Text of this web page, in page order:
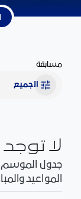
مسابقة
الجميع
لا توجد
جدول الموسم
المواعيد